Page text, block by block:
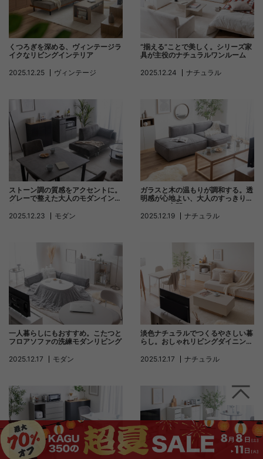
くつろぎを深める、ヴィンテージラ
イクなリビングインテリア
2025.12.25
ヴィンテージ
“揃える”ことで美しく。シリーズ家
具が主役のナチュラルワンルーム
2025.12.24
ナチュラル
ストーン調の質感をアクセントに。
グレーで整えた大人のモダンインテ
2025.12.23
モダン
ガラスと木の温もりが調和する。透
明感が心地よい、大人のすっきりナ
チュラル空間
2025.12.19
ナチュラル
一人暮らしにもおすすめ。こたつと
フロアソファの洗練モダンリビング
2025.12.17
モダン
淡色ナチュラルでつくるやさしい暮
らし。おしゃれリビングダイニング
2025.12.17
ナチュラル